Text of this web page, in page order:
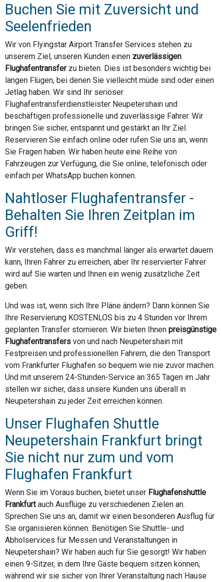
Buchen Sie mit Zuversicht und
Seelenfrieden
Wir von Flyingstar Airport Transfer Services stehen zu
unserem Ziel, unseren Kunden einen zuverlässigen
Flughafentransferzu bieten. Dies ist besonders wichtig bei
langen Flügen, bei denen Sie vielleicht müde sind oder einen
Jetlag haben. Wir sind Ihr seriöser
Flughafentransferdienstleister Neupetershain und
beschäftigen professionelle und zuverlässige Fahrer. Wir
bringen Sie sicher, entspannt und gestärkt an Ihr Ziel.
Reservieren Sie einfach online oder rufen Sie uns an, wenn
Sie Fragen haben. Wir haben heute eine Reihe von
Fahrzeugen zur Verfügung, die Sie online, telefonisch oder
einfach per WhatsApp buchen können.
Nahtloser Flughafentransfer -
Behalten Sie Ihren Zeitplan im
Griff!
Wir verstehen, dass es manchmal länger als erwartet dauern
kann, Ihren Fahrer zu erreichen, aber Ihr reservierter Fahrer
wird auf Sie warten und Ihnen ein wenig zusätzliche Zeit
geben.
Und was ist, wenn sich Ihre Pläne ändern? Dann können Sie
Ihre Reservierung KOSTENLOS bis zu 4 Stunden vor Ihrem
geplanten Transfer stornieren. Wir bieten Ihnen preisgünstige
Flughafentransfers von und nach Neupetershain mit
Festpreisen und professionellen Fahrern, die den Transport
vom Frankfurter Flughafen so bequem wie nie zuvor machen.
Und mit unserem 24-Stunden-Service an 365 Tagen im Jahr
stellen wir sicher, dass unsere Kunden uns überall in
Neupetershain zu jeder Zeit erreichen können.
Unser Flughafen Shuttle
Neupetershain Frankfurt bringt
Sie nicht nur zum und vom
Flughafen Frankfurt
Wenn Sie im Voraus buchen, bietet unser Flughafenshuttle
Frankfurtauch Ausflüge zu verschiedenen Zielen an.
Sprechen Sie uns an, damit wir einen besonderen Ausflug für
Sie organisieren können. Benötigen Sie Shuttle- und
Abholservices für Messen und Veranstaltungen in
Neupetershain? Wir haben auch für Sie gesorgt! Wir haben
einen 9-Sitzer, in dem Ihre Gäste bequem sitzen können,
während wir sie sicher von Ihrer Veranstaltung nach Hause